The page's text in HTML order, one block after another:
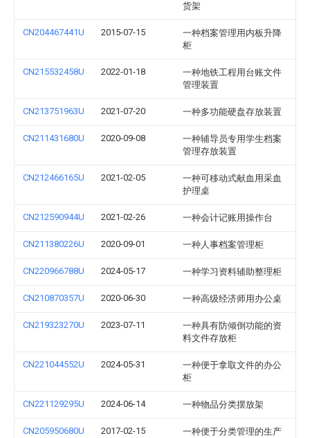
货架
CN204467441U 2015-07-15
一种档案管理用内板升降
柜
CN215532458U 2022-01-18
一种地铁工程用台账文件
管理装置
CN213751963U 2021-07-20 一种多功能硬盘存放装置
CN211431680U 2020-09-08
一种辅导员专用学生档案
管理存放装置
CN212466165U 2021-02-05
一种可移动式献血用采血
护理桌
CN212590944U 2021-02-26 一种会计记账用操作台
CN211380226U 2020-09-01 一种人事档案管理柜
CN220966788U 2024-05-17 一种学习资料辅助整理柜
CN210870357U 2020-06-30 一种高级经济师用办公桌
CN219323270U 2023-07-11
一种具有防倾倒功能的资
料文件存放柜
CN221044552U 2024-05-31
一种便于拿取文件的办公
柜
CN221129295U 2024-06-14 一种物品分类摆放架
CN205950680U 2017-02-15
一种便于分类管理的生产